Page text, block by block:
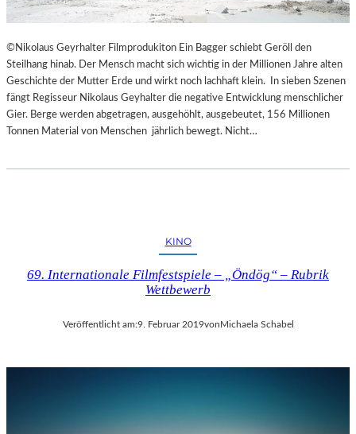
©Nikolaus Geyrhalter Filmprodukiton Ein Bagger schiebt Geröll den
Steilhang hinab. Der Mensch macht sich wichtig in der Millionen Jahre alten
Geschichte der Mutter Erde und wirkt noch lachhaft klein. In sieben Szenen
fängt Regisseur Nikolaus Geyhalter die negative Entwicklung menschlicher
Gier. Berge werden abgetragen, ausgehöhlt, ausgebeutet, 156 Millionen
Tonnen Material von Menschen jährlich bewegt. Nicht…
KINO
69. Internationale Filmfestspiele – „Öndög“ – Rubrik
Wettbewerb
Veröffentlicht am:9. Februar 2019vonMichaela Schabel